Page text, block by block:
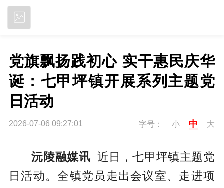
党旗飘扬践初心 实干惠民庆华
诞：七甲坪镇开展系列主题党
日活动
2026-07-06 09:27:01 字号： 小 中 大
沅陵融媒讯 近日，七甲坪镇主题党
日活动。全镇党员走出会议室、走进项